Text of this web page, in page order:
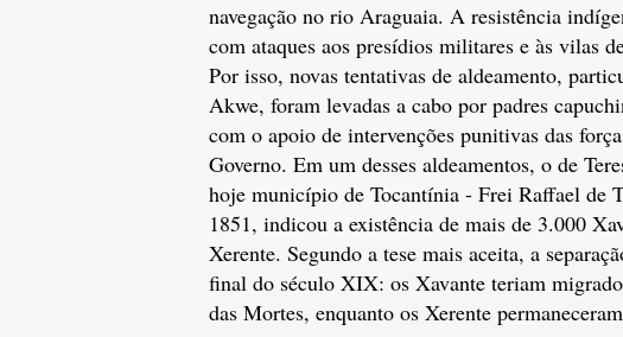
navegação no rio Araguaia. A resistência
com ataques aos presídios militares e às vilas
Por isso, novas tentativas de aldeamento,
Akwe, foram levadas a cabo por padres
com o apoio de intervenções punitivas das
Governo. Em um desses aldeamentos, o de
hoje município de Tocantínia - Frei Raffael de
1851, indicou a existência de mais de 3.000
Xerente. Segundo a tese mais aceita, a
final do século XIX: os Xavante teriam
das Mortes, enquanto os Xerente